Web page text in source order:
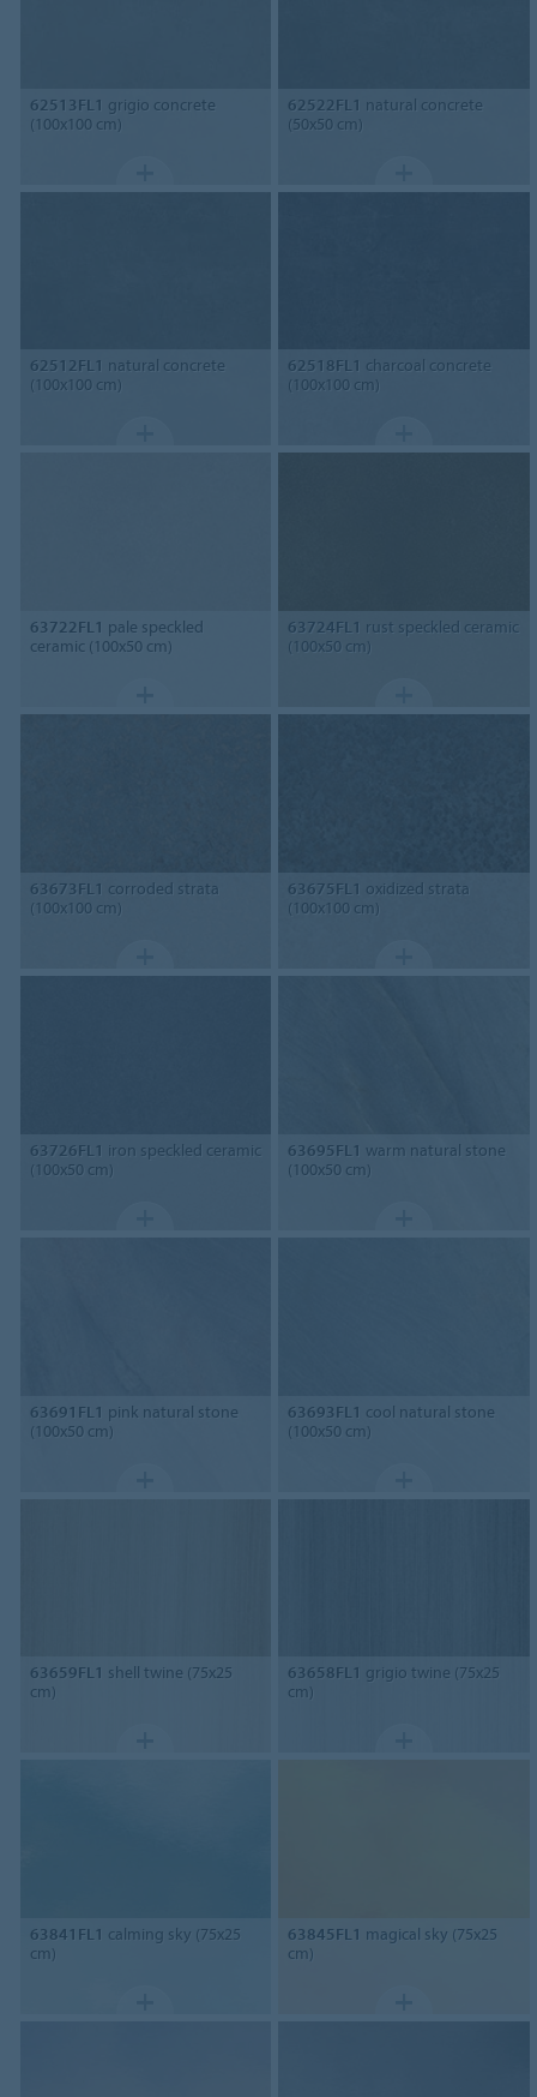
62513FL1 grigio concrete
(100x100 cm)
62522FL1 natural concrete
(50x50 cm)
62512FL1 natural concrete
(100x100 cm)
62518FL1 charcoal concrete
(100x100 cm)
63722FL1 pale speckled
ceramic (100x50 cm)
63724FL1 rust speckled ceramic
(100x50 cm)
63673FL1 corroded strata
(100x100 cm)
63675FL1 oxidized strata
(100x100 cm)
63726FL1 iron speckled ceramic
(100x50 cm)
63695FL1 warm natural stone
(100x50 cm)
63691FL1 pink natural stone
(100x50 cm)
63693FL1 cool natural stone
(100x50 cm)
63659FL1 shell twine (75x25
cm)
63658FL1 grigio twine (75x25
cm)
63841FL1 calming sky (75x25
cm)
63845FL1 magical sky (75x25
cm)